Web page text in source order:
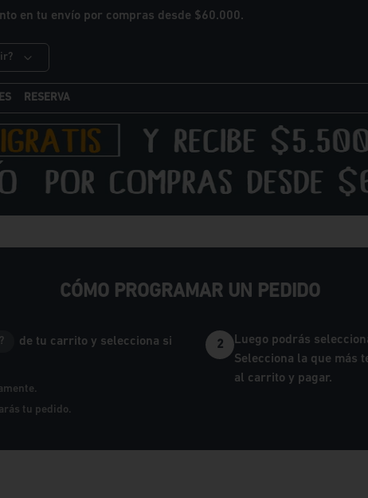
en tu envío por compras desde $60.000.
RESERVA
CÓMO PROGRAMAR UN PEDIDO
de tu carrito y selecciona si
tu pedido.
2
Luego podrás
Selecciona la que más
al carrito y pagar.